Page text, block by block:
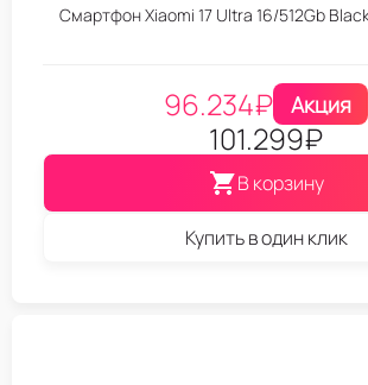
Смартфон Xiaomi 17 Ultra 16/512Gb
96.234₽ Акция
101.299₽
В корзину
Купить в один клик